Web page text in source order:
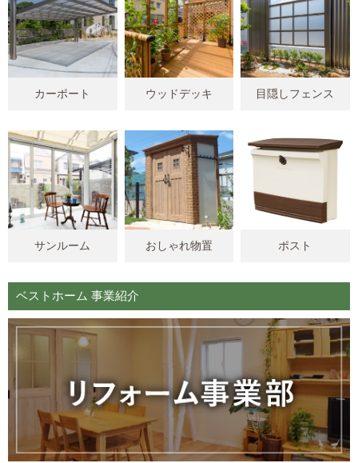
カーポート ウッドデッキ 目隠しフェンス
サンルーム おしゃれ物置 ポスト
ベストホーム 事業紹介